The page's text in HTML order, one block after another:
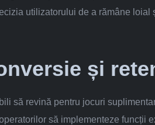
utilizatorului de a rămâne loial
și
să revină pentru jocuri
să implementeze funcții